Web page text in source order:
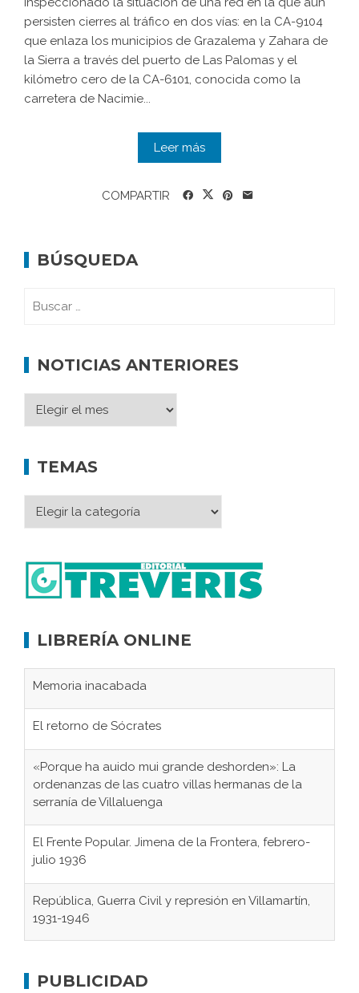
persisten cierres al tráfico en dos vías: en la CA-9104
que enlaza los municipios de Grazalema y Zahara de
la Sierra a través del puerto de Las Palomas y el
kilómetro cero de la CA-6101, conocida como la
carretera de Nacimie...
Leer más
COMPARTIR
BÚSQUEDA
NOTICIAS ANTERIORES
TEMAS
LIBRERÍA ONLINE
Memoria inacabada
El retorno de Sócrates
«Porque ha auido mui grande deshorden»: La
ordenanzas de las cuatro villas hermanas de la
serranía de Villaluenga
El Frente Popular. Jimena de la Frontera, febrero-
julio 1936
República, Guerra Civil y represión en Villamartín,
1931-1946
concentración nazis
PUBLICIDAD